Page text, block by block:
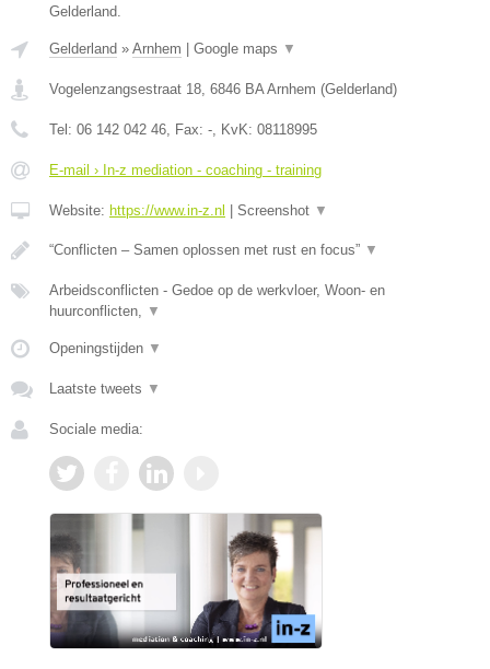
Gelderland.
Gelderland » Arnhem Google maps ▼
Vogelenzangsestraat 18 6846 BA Arnhem (Gelderland)
Tel: 06 142 042 46 , Fax: - , KvK: 08118995
E-mail › In-z mediation - coaching - training
Website: https://www.in-z.nl Screenshot ▼
“Conflicten – Samen oplossen met rust en focus” ▼
Arbeidsconflicten - Gedoe op de werkvloer, Woon- en
huurconflicten,
▼
Openingstijden ▼
Laatste tweets ▼
Sociale media: